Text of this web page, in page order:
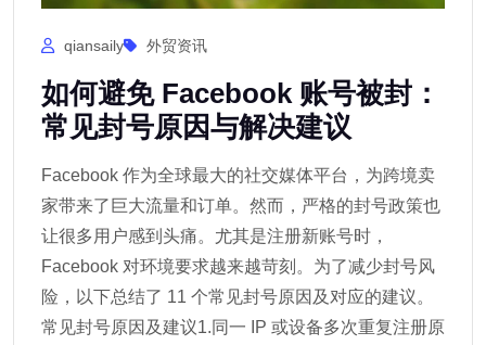
qiansaily 外贸资讯
如何避免 Facebook 账号被封：
常见封号原因与解决建议
Facebook 作为全球最大的社交媒体平台，为跨境卖
家带来了巨大流量和订单。然而，严格的封号政策也
让很多用户感到头痛。尤其是注册新账号时，
Facebook 对环境要求越来越苛刻。为了减少封号风
险，以下总结了 11 个常见封号原因及对应的建议。
常见封号原因及建议1.同一 IP 或设备多次重复注册原